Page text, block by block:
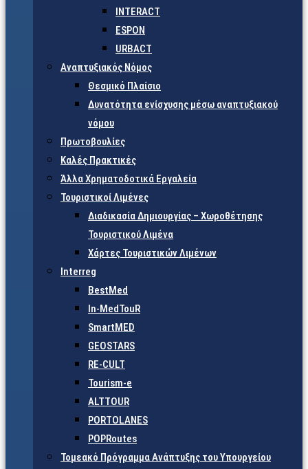
INTERACT
ESPON
URBACT
Αναπτυξιακός Νόμος
Θεσμικό Πλαίσιο
Δυνατότητα ενίσχυσης μέσω αναπτυξιακού
νόμου
Πρωτοβουλίες
Καλές Πρακτικές
Άλλα Χρηματοδοτικά Εργαλεία
Τουριστικοί Λιμένες
Διαδικασία Δημιουργίας – Χωροθέτησης
Τουριστικού Λιμένα
Χάρτες Τουριστικών Λιμένων
Interreg
BestMed
In-MedTouR
SmartMED
GEOSTARS
RE-CULT
Tourism-e
ALTTOUR
PORTOLANES
POPRoutes
Τομεακό Πρόγραμμα Ανάπτυξης του Υπουργείου